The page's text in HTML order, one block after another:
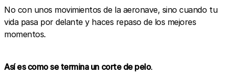
No con unos movimientos de la aeronave, sino cuando tu
vida pasa por delante y haces repaso de los mejores
momentos.
Así es como se termina un corte de pelo.